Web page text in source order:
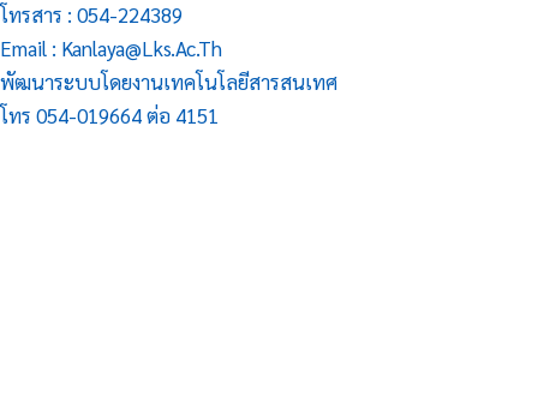
โทรสาร : 054-224389
Email : Kanlaya@lks.ac.th
พัฒนาระบบโดยงานเทคโนโลยีสารสนเทศ
โทร 054-019664 ต่อ 4151